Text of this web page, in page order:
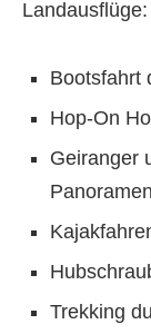
Landausflüge:
Bootsfahrt
Hop-On
Geiranger
Panoramen
Trekking